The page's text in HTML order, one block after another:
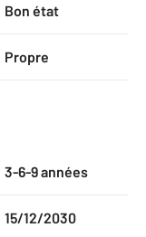
Bon état
Propre
3-6-9 années
15/12/2030